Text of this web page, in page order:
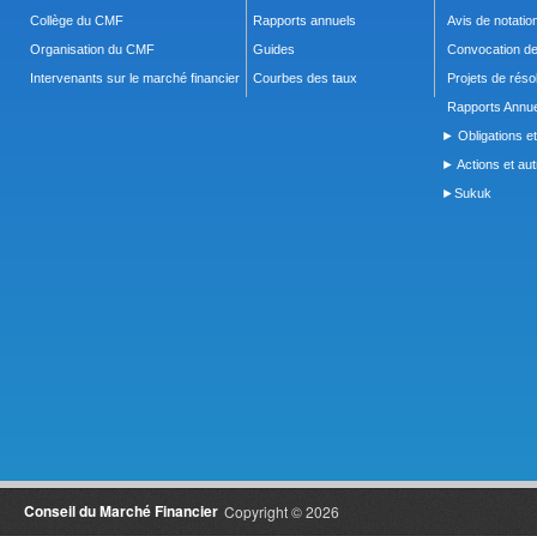
Collège du CMF
Organisation du CMF
Intervenants sur le marché financier
Rapports annuels
Guides
Courbes des taux
Avis de
Convocation
Projets de
Rapports
► Obligations
► Actions et
►Sukuk
Copyright © 2026
Conseil du Marché Financier